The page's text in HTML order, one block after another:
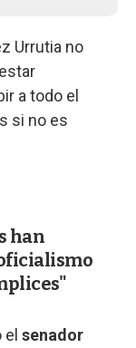
Urrutia no
a todo el
si no es
han
senador